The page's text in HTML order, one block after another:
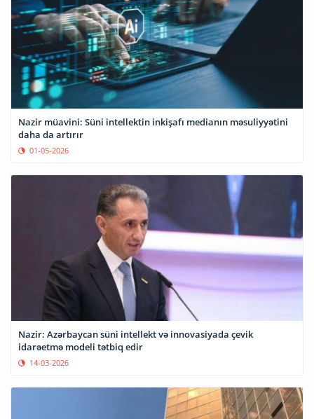
Nazir müavini: Süni intellektin inkişafı medianın məsuliyyətini
daha da artırır
01-05-2026
Nazir: Azərbaycan süni intellekt və innovasiyada çevik
idarəetmə modeli tətbiq edir
14-03-2026